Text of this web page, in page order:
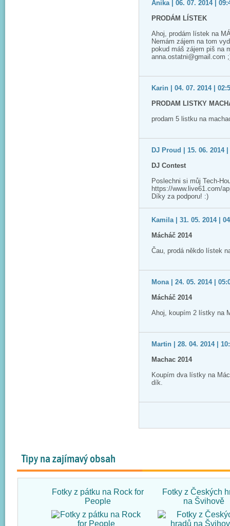
Anika | 06. 07. 2014 |
PRODÁM LÍSTEK
Ahoj, prodám lístek na
Nemám zájem na tom
pokud máš zájem piš na
anna.ostatni@gmail.com
Karin | 04. 07. 2014 |
PRODAM LISTKY
prodam 5 listku na
DJ Proud | 15. 06. 2014 |
DJ Contest
Poslechni si můj Tech-
https://www.live61.com/
Díky za podporu! :)
Kamila | 31. 05. 2014 |
Mácháč 2014
Čau, prodá někdo lístek
Mona | 24. 05. 2014 |
Mácháč 2014
Ahoj, koupím 2 lístky na
Martin | 28. 04. 2014 |
Machac 2014
Koupím dva lístky na
dík.
Tipy na zajímavý obsah
Fotky z pátku na Rock for
People
Fotky z Českých
na Švihově